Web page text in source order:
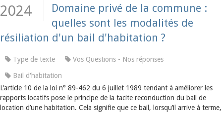
2024
Domaine privé de la commune :
quelles sont les modalités de
résiliation d'un bail d'habitation ?
Type de texte Vos Questions - Nos réponses
Bail d'habitation
L’article 10 de la loi n° 89-462 du 6 juillet 1989 tendant à améliorer les
rapports locatifs pose le principe de la tacite reconduction du bail de
location d’une habitation. Cela signifie que ce bail, lorsqu’il arrive à terme,